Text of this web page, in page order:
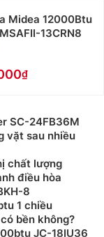
Midea 12000Btu
13CRN8
SC-24FB36M
vặt sau nhiều
chất lượng
điều hòa
8
1 chiều
bền không?
JC-18IU36